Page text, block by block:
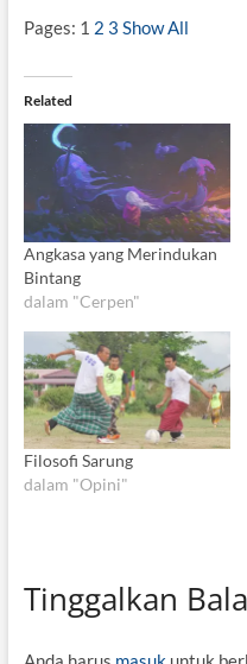
Pages: 1 2 3 Show All
Related
Angkasa yang Merindukan
Bintang
dalam "Cerpen"
Filosofi Sarung
dalam "Opini"
Tinggalkan